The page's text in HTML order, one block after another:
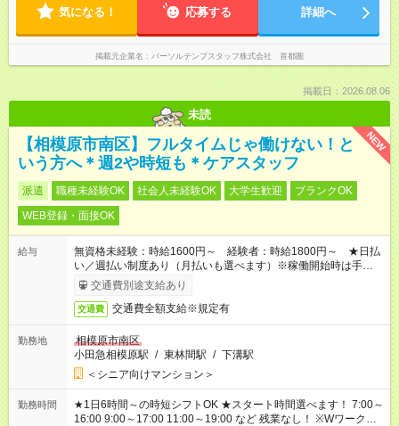
気になる！ 応募する 詳細へ
掲載元企業名 パーソルテンプスタッフ株式会社 首都圏
掲載日：2026.08.06
未読
NEW
【相模原市南区】フルタイムじゃ働けない！と
いう方へ＊週2や時短も＊ケアスタッフ
派遣 職種未経験OK 社会人未経験OK 大学生歓迎
ブランクOK
WEB登録・面接OK
給与
無資格未経験：時給1600円～ 経験者：時給1800円～ ★日払
い／週払い制度あり（月払いも選べます）※稼働開始時は手続き
完了次第のお支払いとなります。
交通費別途支給あり
交通費 交通費全額支給※規定有
勤務地
相模原市南区
小田急相模原駅 / 東林間駅 / 下溝駅
＜シニア向けマンション＞
勤務時間
★1日6時間～の時短シフトOK ★スタート時間選べます！ 7:00～
16:00 9:00～17:00 11:00～19:00 など 残業なし！ ※Wワークの